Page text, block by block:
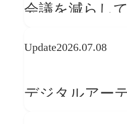
会議を減らし
Update2026.07.08
デジタルアー